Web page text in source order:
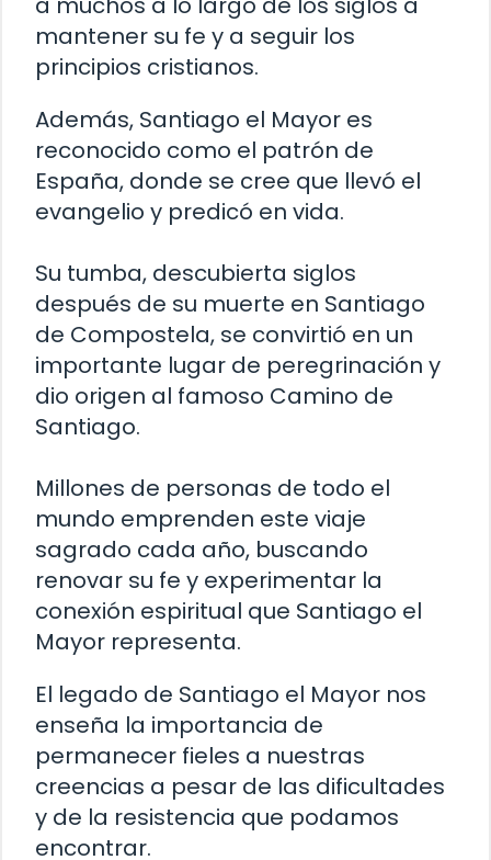
mantener su fe y a seguir los
principios cristianos.
Además, Santiago el Mayor es
reconocido como el patrón de
España, donde se cree que llevó el
evangelio y predicó en vida.
Su tumba, descubierta siglos
después de su muerte en Santiago
de Compostela, se convirtió en un
importante lugar de peregrinación y
dio origen al famoso Camino de
Santiago.
Millones de personas de todo el
mundo emprenden este viaje
sagrado cada año, buscando
renovar su fe y experimentar la
conexión espiritual que Santiago el
Mayor representa.
El legado de Santiago el Mayor nos
enseña la importancia de
permanecer fieles a nuestras
creencias a pesar de las dificultades
y de la resistencia que podamos
encontrar.